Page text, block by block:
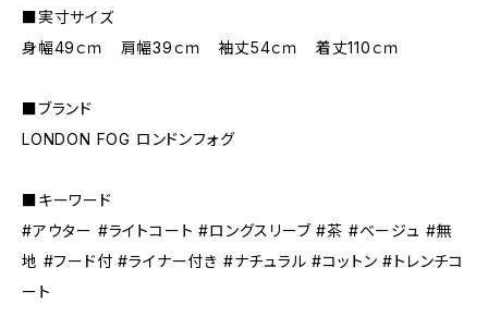
■実寸サイズ
身幅49ｃｍ 肩幅39ｃｍ 袖丈54ｃｍ 着丈110ｃｍ
■ブランド
LONDON FOG ロンドンフォグ
■キーワード
#アウター #ライトコート #ロングスリーブ #茶 #ベージュ #無
地 #フード付 #ライナー付き #ナチュラル #コットン #トレンチコ
ート